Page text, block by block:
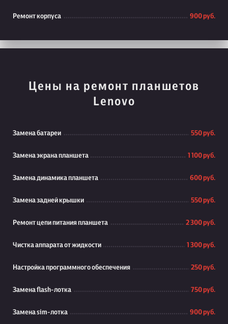
Ремонт корпуса 900 руб.
Цены на ремонт планшетов
Lenovo
Замена батареи 550 руб.
Замена экрана планшета 1 100 руб.
Замена динамика планшета 600 руб.
Замена задней крышки 550 руб.
Ремонт цепи питания планшета 2 300 руб.
Чистка аппарата от жидкости 1 300 руб.
Настройка программного обеспечения 250 руб.
Замена flash-лотка 750 руб.
Замена sim-лотка 900 руб.